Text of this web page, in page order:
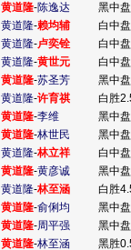
黄道隆-陈逸达 黑中
黄道隆-赖均辅 白中
黄道隆-卢奕铨 白中
黄道隆-黄世元 白中
黄道隆-苏圣芳 黑中
黄道隆-许育祺 白胜
黄道隆-李维 黑中
黄道隆-林世民 黑中
黄道隆-林立祥 白中
黄道隆-黄彦诚 黑中
黄道隆-林至涵 白胜
黄道隆-俞俐均 黑中
黄道隆-周平强 黑中
黄道隆-林至涵 黑胜